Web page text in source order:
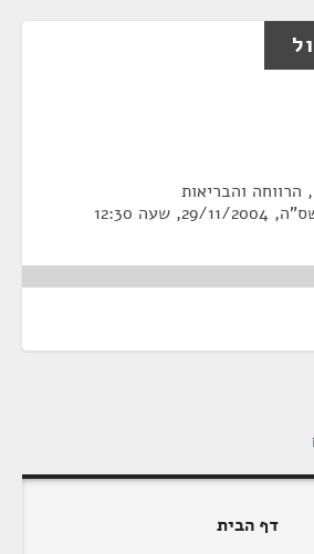
והבריאות
12:30
דף הבית